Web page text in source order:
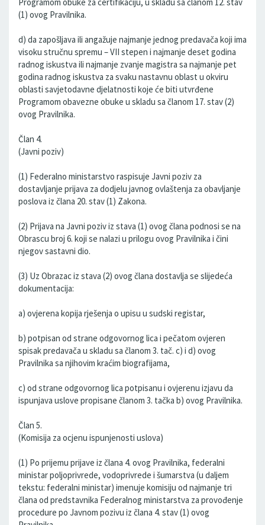
(1) ovog Pravilnika.
d) da zapošljava ili angažuje najmanje jednog predavača koji ima
visoku stručnu spremu – VII stepen i najmanje deset godina
radnog iskustva ili najmanje zvanje magistra sa najmanje pet
godina radnog iskustva za svaku nastavnu oblast u okviru
oblasti savjetodavne djelatnosti koje će biti utvrđene
Programom obavezne obuke u skladu sa članom 17. stav (2)
ovog Pravilnika.
Član 4.
(Javni poziv)
(1) Federalno ministarstvo raspisuje Javni poziv za
dostavljanje prijava za dodjelu javnog ovlaštenja za obavljanje
poslova iz člana 20. stav (1) Zakona.
(2) Prijava na Javni poziv iz stava (1) ovog člana podnosi se na
Obrascu broj 6. koji se nalazi u prilogu ovog Pravilnika i čini
njegov sastavni dio.
(3) Uz Obrazac iz stava (2) ovog člana dostavlja se slijedeća
dokumentacija:
a) ovjerena kopija rješenja o upisu u sudski registar,
b) potpisan od strane odgovornog lica i pečatom ovjeren
spisak predavača u skladu sa članom 3. tač. c) i d) ovog
Pravilnika sa njihovim kraćim biografijama,
c) od strane odgovornog lica potpisanu i ovjerenu izjavu da
ispunjava uslove propisane članom 3. tačka b) ovog Pravilnika.
Član 5.
(Komisija za ocjenu ispunjenosti uslova)
(1) Po prijemu prijave iz člana 4. ovog Pravilnika, federalni
ministar poljoprivrede, vodoprivrede i šumarstva (u daljem
tekstu: federalni ministar) imenuje komisiju od najmanje tri
člana od predstavnika Federalnog ministarstva za provođenje
procedure po Javnom pozivu iz člana 4. stav (1) ovog